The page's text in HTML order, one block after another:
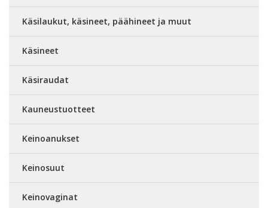
Käsilaukut, käsineet, päähineet ja muut
Käsineet
Käsiraudat
Kauneustuotteet
Keinoanukset
Keinosuut
Keinovaginat